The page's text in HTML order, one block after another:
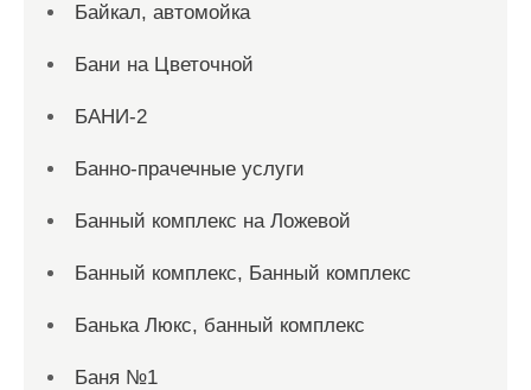
Байкал, автомойка
Бани на Цветочной
БАНИ-2
Банно-прачечные услуги
Банный комплекс на Ложевой
Банный комплекс, Банный комплекс
Банька Люкс, банный комплекс
Баня №1